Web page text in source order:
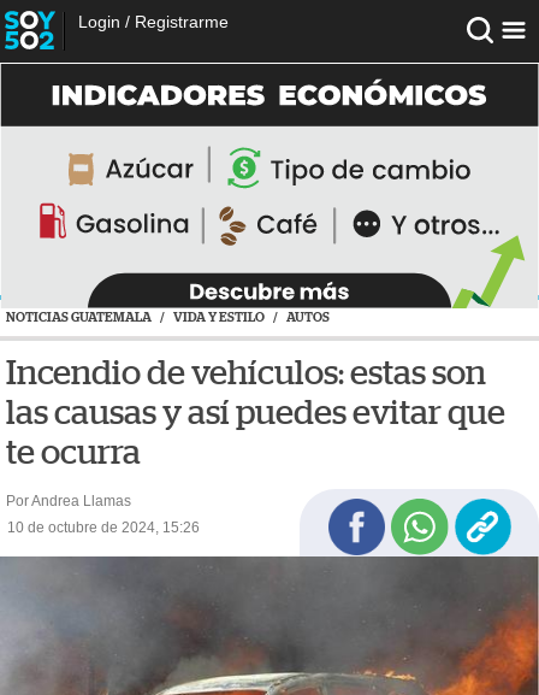
Login / Registrarme
NOTICIAS GUATEMALA / VIDA Y ESTILO / AUTOS
Incendio de vehículos: estas son
las causas y así puedes evitar que
te ocurra
Por Andrea Llamas
10 de octubre de 2024, 15:26